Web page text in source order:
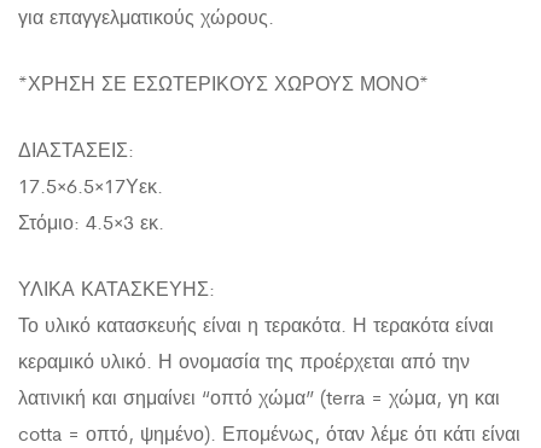
για επαγγελματικούς χώρους.
*ΧΡΗΣΗ ΣΕ ΕΣΩΤΕΡΙΚΟΥΣ ΧΩΡΟΥΣ ΜΟΝΟ*
ΔΙΑΣΤΑΣΕΙΣ:
17.5×6.5×17Υεκ.
Στόμιο: 4.5×3 εκ.
ΥΛΙΚΑ ΚΑΤΑΣΚΕΥΗΣ:
Το υλικό κατασκευής είναι η τερακότα. Η τερακότα είναι
κεραμικό υλικό. Η ονομασία της προέρχεται από την
λατινική και σημαίνει “οπτό χώμα” (terra = χώμα, γη και
cotta = οπτό, ψημένο). Επομένως, όταν λέμε ότι κάτι είναι